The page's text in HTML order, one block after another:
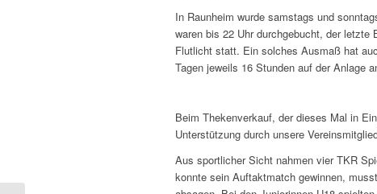
In Raunheim wurde samstags und
waren bis 22 Uhr durchgebucht, der
Flutlicht statt. Ein solches Ausmaß hat
Tagen jeweils 16 Stunden auf der Anlage
Beim Thekenverkauf, der dieses Mal in
Unterstützung durch unsere
Aus sportlicher Sicht nahmen vier TKR
konnte sein Auftaktmatch gewinnen,